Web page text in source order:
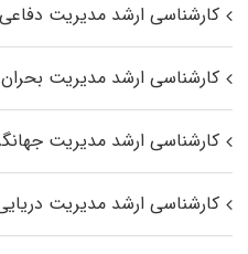
کارشناسی ارشد مدیریت دفاعی ۲
کارشناسی ارشد مدیریت بحران
کارشناسی ارشد مدیریت
کارشناسی ارشد مدیریت